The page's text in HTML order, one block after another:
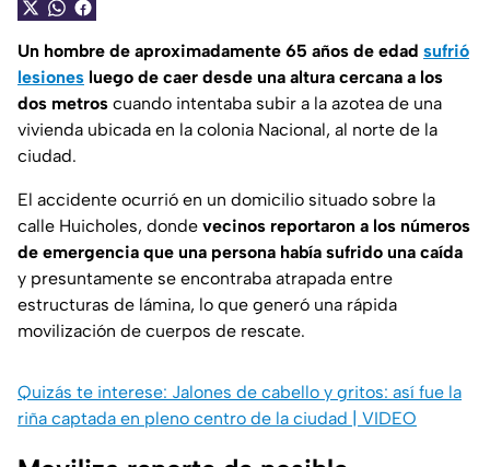
Un hombre de aproximadamente 65 años de edad sufrió
lesiones luego de caer desde una altura cercana a los
dos metros cuando intentaba subir a la azotea de una
vivienda ubicada en la colonia Nacional, al norte de la
ciudad.
El accidente ocurrió en un domicilio situado sobre la
calle Huicholes, donde vecinos reportaron a los números
de emergencia que una persona había sufrido una caída
y presuntamente se encontraba atrapada entre
estructuras de lámina, lo que generó una rápida
movilización de cuerpos de rescate.
Quizás te interese: Jalones de cabello y gritos: así fue la
riña captada en pleno centro de la ciudad | VIDEO